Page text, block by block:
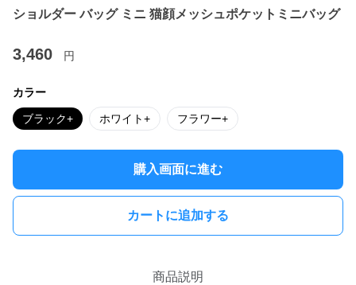
ショルダー バッグ ミニ 猫顔メッシュポケットミニバッグ
3,460 円
カラー
ブラック+ ホワイト+ フラワー+
購入画面に進む
カートに追加する
商品説明